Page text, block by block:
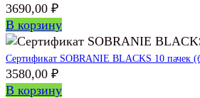
3690,00 ₽
В корзину
Сертификат SOBRANIE BLACKS 10 пачек
3580,00 ₽
В корзину